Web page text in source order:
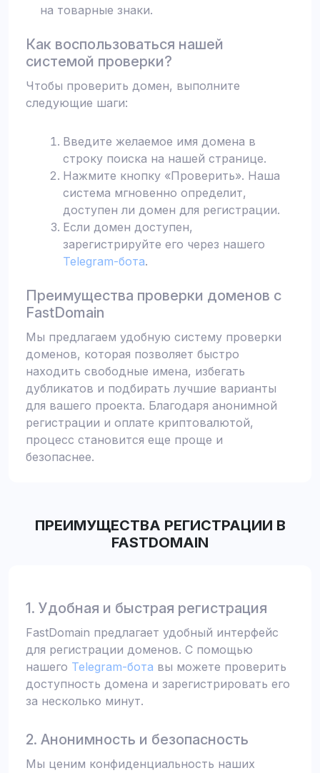
на товарные знаки.
Как воспользоваться нашей
системой проверки?
Чтобы проверить домен, выполните
следующие шаги:
Введите желаемое имя домена в
строку поиска на нашей странице.
Нажмите кнопку «Проверить». Наша
система мгновенно определит,
доступен ли домен для регистрации.
Если домен доступен,
зарегистрируйте его через нашего
Telegram-бота.
Преимущества проверки доменов с
FastDomain
Мы предлагаем удобную систему проверки
доменов, которая позволяет быстро
находить свободные имена, избегать
дубликатов и подбирать лучшие варианты
для вашего проекта. Благодаря анонимной
регистрации и оплате криптовалютой,
процесс становится еще проще и
безопаснее.
ПРЕИМУЩЕСТВА РЕГИСТРАЦИИ В
FASTDOMAIN
1. Удобная и быстрая регистрация
FastDomain предлагает удобный интерфейс
для регистрации доменов. С помощью
нашего Telegram-бота вы можете проверить
доступность домена и зарегистрировать его
за несколько минут.
2. Анонимность и безопасность
Мы ценим конфиденциальность наших